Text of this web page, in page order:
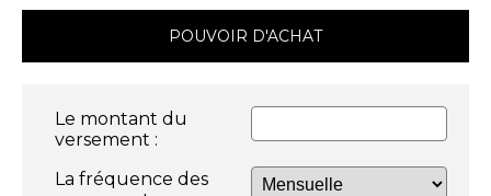
POUVOIR D'ACHAT
Le montant du
versement :
La fréquence des